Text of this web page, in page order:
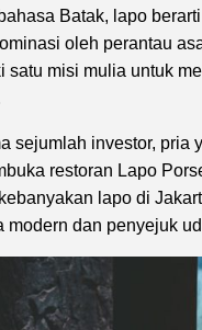
Batak, lapo
oleh perantau
satu misi mulia untuk
sejumlah investor, pria
restoran Lapo
lapo di
modern dan penyejuk